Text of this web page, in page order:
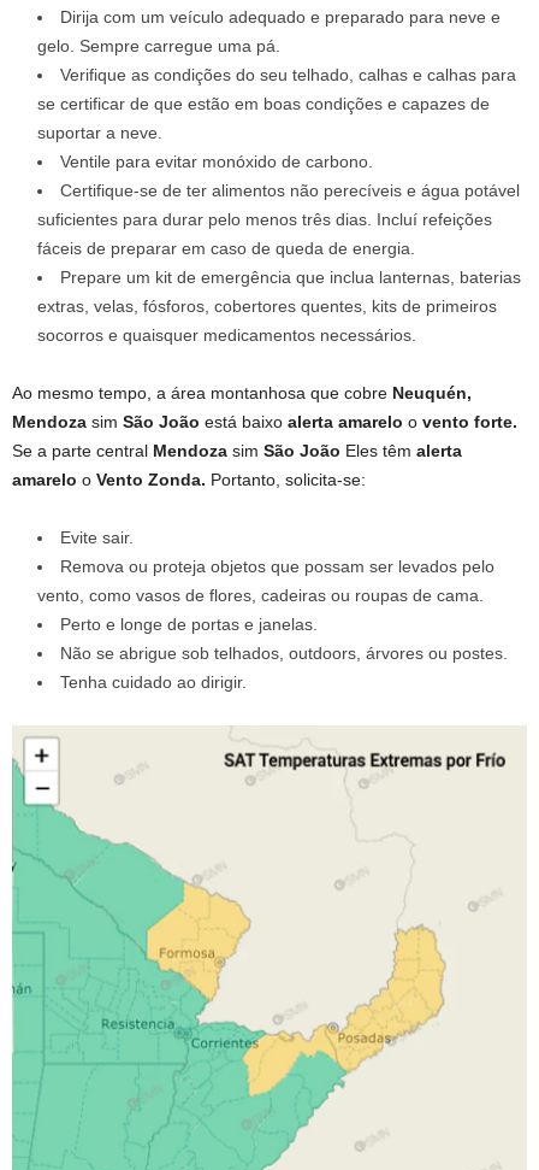
Dirija com um veículo adequado e preparado para neve e
gelo. Sempre carregue uma pá.
Verifique as condições do seu telhado, calhas e calhas para
se certificar de que estão em boas condições e capazes de
suportar a neve.
Ventile para evitar monóxido de carbono.
Certifique-se de ter alimentos não perecíveis e água potável
suficientes para durar pelo menos três dias. Incluí refeições
fáceis de preparar em caso de queda de energia.
Prepare um kit de emergência que inclua lanternas, baterias
extras, velas, fósforos, cobertores quentes, kits de primeiros
socorros e quaisquer medicamentos necessários.
Ao mesmo tempo, a área montanhosa que cobre Neuquén,
Mendoza sim São João está baixo alerta amarelo o vento forte.
Se a parte central Mendoza sim São João Eles têm alerta
amarelo o Vento Zonda. Portanto, solicita-se:
Evite sair.
Remova ou proteja objetos que possam ser levados pelo
vento, como vasos de flores, cadeiras ou roupas de cama.
Perto e longe de portas e janelas.
Não se abrigue sob telhados, outdoors, árvores ou postes.
Tenha cuidado ao dirigir.